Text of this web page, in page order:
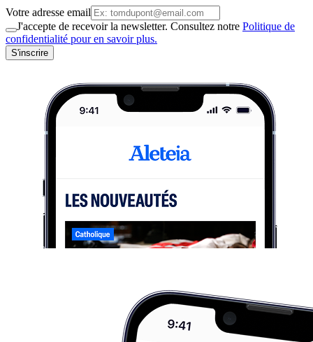
Votre adresse email
J'accepte de recevoir la newsletter. Consultez notre Politique de
confidentialité pour en savoir plus.
S'inscrire